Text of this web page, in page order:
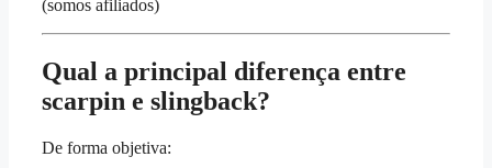
(somos afiliados)
Qual a principal diferença entre
scarpin e slingback?
De forma objetiva: